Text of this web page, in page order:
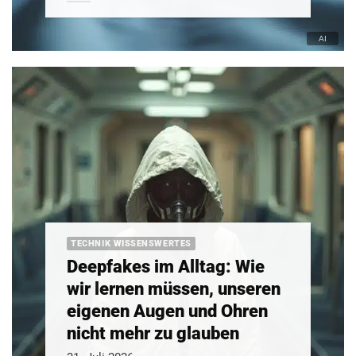
TECHNIK WISSENSWERTES
Deepfakes im Alltag: Wie
wir lernen müssen, unseren
eigenen Augen und Ohren
nicht mehr zu glauben